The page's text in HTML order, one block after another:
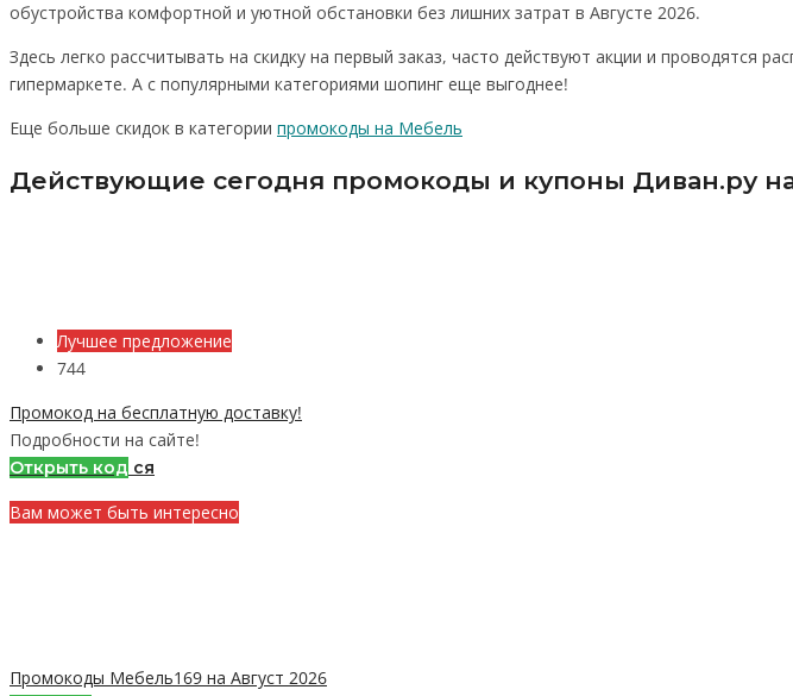
обустройства комфортной и уютной обстановки без лишних затрат в Августе 2026.
Здесь легко рассчитывать на скидку на первый заказ, часто действуют акции и проводятся
гипермаркете. А с популярными категориями шопинг еще выгоднее!
Еще больше скидок в категории промокоды на Мебель
Действующие сегодня промокоды и купоны Диван.ру
Лучшее предложение
744
Промокод на бесплатную доставку!
Подробности на сайте!
Открыть код ся
Вам может быть интересно
Промокоды Мебель169 на Август 2026